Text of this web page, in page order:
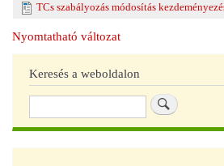
TCs szabályozás módosítás
Nyomtatható változat
Keresés a weboldalon